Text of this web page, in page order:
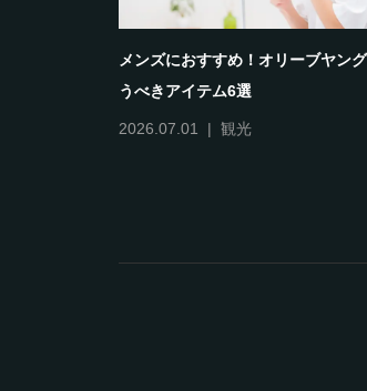
メンズにおすすめ！オリーブヤン
うべきアイテム6選
2026.07.01 観光